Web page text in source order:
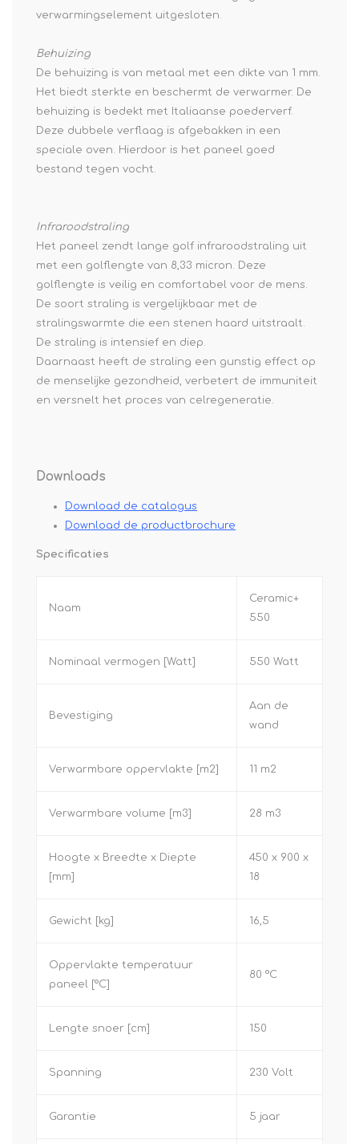
verwarmingselement uitgesloten.
Behuizing
De behuizing is van metaal met een dikte van 1 mm.
Het biedt sterkte en beschermt de verwarmer. De
behuizing is bedekt met Italiaanse poederverf.
Deze dubbele verflaag is afgebakken in een
speciale oven. Hierdoor is het paneel goed
bestand tegen vocht.
Infraroodstraling
Het paneel zendt lange golf infraroodstraling uit
met een golflengte van 8,33 micron. Deze
golflengte is veilig en comfortabel voor de mens.
De soort straling is vergelijkbaar met de
stralingswarmte die een stenen haard uitstraalt.
De straling is intensief en diep.
Daarnaast heeft de straling een gunstig effect op
de menselijke gezondheid, verbetert de immuniteit
en versnelt het proces van celregeneratie.
Downloads
Download de catalogus
Download de productbrochure
Specificaties
Naam
Ceramic+
550
Nominaal vermogen [Watt] 550 Watt
Bevestiging
Aan de
wand
Verwarmbare oppervlakte [m2] 11 m2
Verwarmbare volume [m3] 28 m3
Hoogte x Breedte x Diepte
[mm]
450 x 900 x
18
Gewicht [kg] 16,5
Oppervlakte temperatuur
paneel [°C]
80 °C
Lengte snoer [cm] 150
Spanning 230 Volt
Garantie 5 jaar